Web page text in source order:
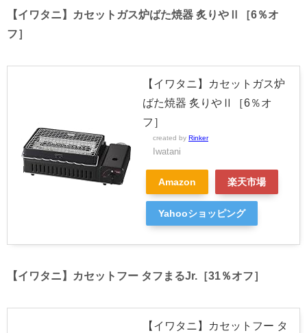
【イワタニ】カセットガス炉ばた焼器 炙りやⅡ［6％オ
フ］
【イワタニ】カセットガス炉
ばた焼器 炙りやⅡ［6％オ
フ］
created by Rinker
Iwatani
Amazon 楽天市場
Yahooショッピング
【イワタニ】カセットフー タフまるJr.［31％オフ］
【イワタニ】カセットフー タ